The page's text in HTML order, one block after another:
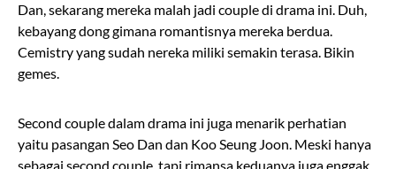
Dan, sekarang mereka malah jadi couple di drama ini. Duh,
kebayang dong gimana romantisnya mereka berdua.
Cemistry yang sudah nereka miliki semakin terasa. Bikin
gemes.
Second couple dalam drama ini juga menarik perhatian
yaitu pasangan Seo Dan dan Koo Seung Joon. Meski hanya
sebagai second couple, tapi rimansa keduanya juga enggak